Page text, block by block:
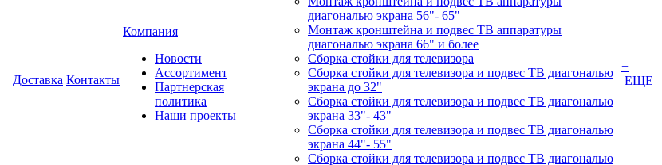
Доставка Контакты
Компания
Новости
Ассортимент
Партнерская
политика
Наши проекты
диагональю экрана 56"- 65"
Монтаж кронштейна и подвес ТВ аппаратуры
диагональю экрана 66" и более
Сборка стойки для телевизора
Сборка стойки для телевизора и подвес ТВ диагональю
экрана до 32"
Сборка стойки для телевизора и подвес ТВ диагональю
экрана 33"- 43"
Сборка стойки для телевизора и подвес ТВ диагональю
экрана 44"- 55"
Сборка стойки для телевизора и подвес ТВ диагональю
+
ЕЩЕ